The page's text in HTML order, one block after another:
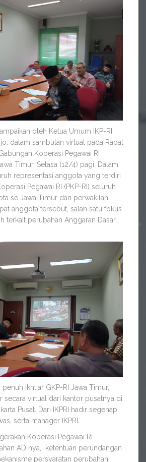
oleh Ketua Umum IKP-RI
dalam sambutan virtual pada Rapat
Koperasi Pegawai RI
Timur, Selasa (12/4) pagi. Dalam
representasi anggota yang terdiri
Pegawai RI (PKP-RI) seluruh
se Jawa Timur dan perwakilan
anggota tersebut, salah satu fokus
terkait perubahan Anggaran Dasar
ikhtiar GKP-RI Jawa Timur,
secara virtual dari kantor pusatnya di
Pusat. Dari IKPRI hadir segenap
serta manager IKPRI.
Koperasi Pegawai RI
AD nya, ketentuan perundangan
persyaratan perubahan